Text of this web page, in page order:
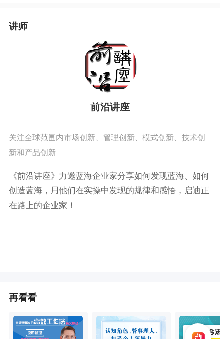
讲师
前沿讲座
关注全球范围内市场创新、管理创新、模式创新、技术创
新和产品创新
《前沿讲座》力邀蓝海企业家分享如何发现蓝海、如何
创造蓝海，用他们在实操中发现的规律和感悟，启迪正
在路上的企业家！
再看看